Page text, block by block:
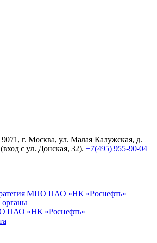
г. Москва, ул. Малая Калужская, д.
с ул. Донская, 32). +7(495) 955-90-04
МПО ПАО «НК «Роснефть»
органы
ПАО «НК «Роснефть»